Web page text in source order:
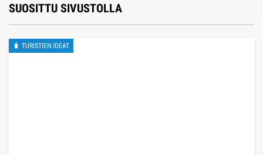
SUOSITTU SIVUSTOLLA
🧳 TURISTIEN IDEAT